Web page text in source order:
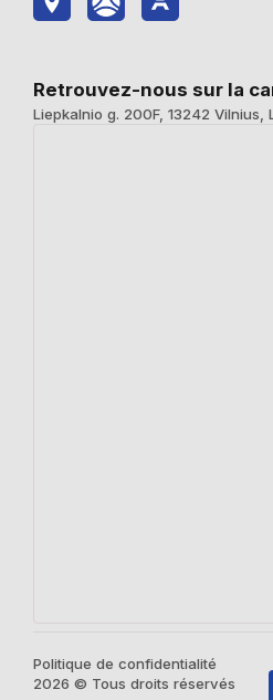
Retrouvez-nous sur la
Liepkalnio g. 200F, 13242 Vilnius,
Politique de confidentialité
2026 © Tous droits réservés